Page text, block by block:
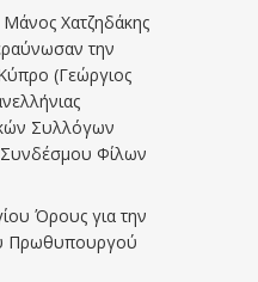
Χατζηδάκης
την
(Γεώργιος
Συλλόγων
Φίλων
Όρους για την
Πρωθυπουργού